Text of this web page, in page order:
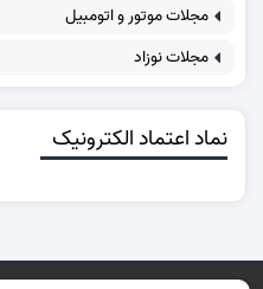
مجلات موتور و اتومبیل
مجلات نوزاد
نماد اعتماد الکترونیک